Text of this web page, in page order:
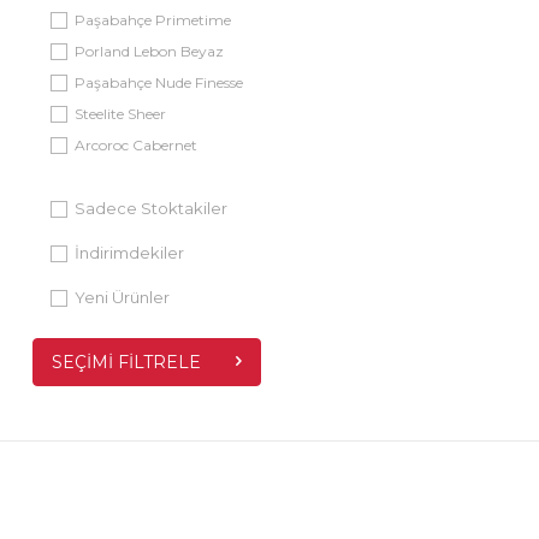
Paşabahçe Primetime
Porland Lebon Beyaz
Paşabahçe Nude Finesse
Steelite Sheer
Arcoroc Cabernet
Paşabahçe Step
Paşabahçe Porselen
Ultraform Benekli
Paşabahçe Woody
Sadece Stoktakiler
İndirimdekiler
Yeni Ürünler
SEÇIMI FILTRELE